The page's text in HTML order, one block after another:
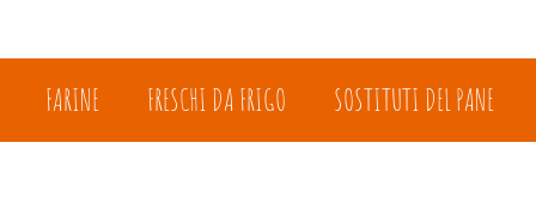
FARINE FRESCHI DA FRIGO SOSTITUTI DEL PANE